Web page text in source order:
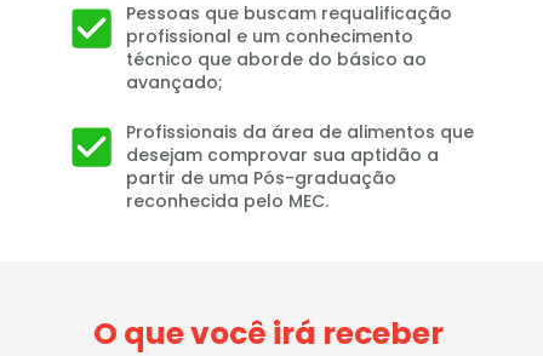
Pessoas que buscam requalificação
profissional e um conhecimento
técnico que aborde do básico ao
avançado;
Profissionais da área de alimentos que
desejam comprovar sua aptidão a
partir de uma Pós-graduação
reconhecida pelo MEC.
O que você irá receber